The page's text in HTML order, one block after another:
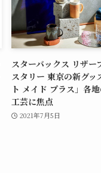
スターバックス リザー
スタリー 東京の新グッ
ト メイド プラス」各
工芸に焦点
2021年7月5日